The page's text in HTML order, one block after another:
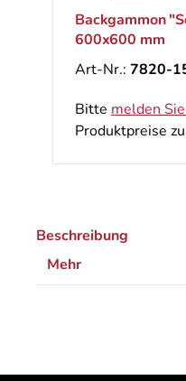
Backgammon
600x600 mm
Art-Nr.: 7820-
Bitte melden
Produktpreise
Beschreibung
Mehr